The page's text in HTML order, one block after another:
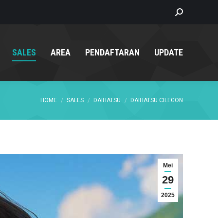
Search:
SALES AREA PENDAFTARAN UPDATE
You are here:
HOME SALES DAIHATSU DAIHATSU CILEGON
Mei
29
2025